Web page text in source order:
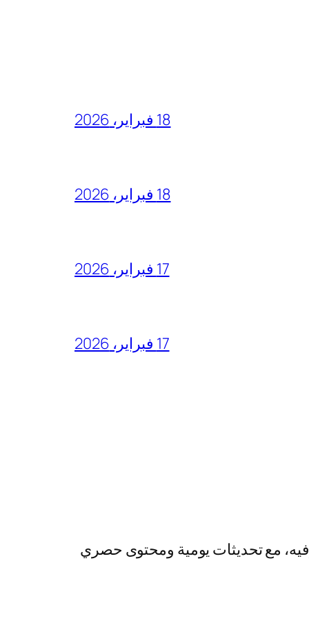
18 فبراير، 2026
18 فبراير، 2026
17 فبراير، 2026
17 فبراير، 2026
مع تحديثات يومية ومحتوى حصري